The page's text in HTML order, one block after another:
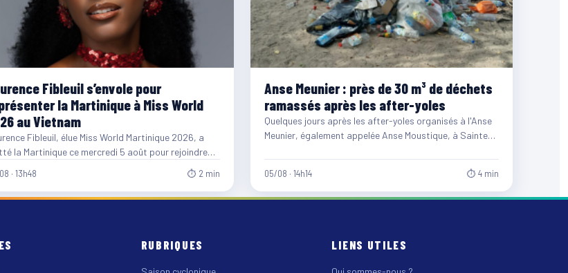
Fibleuil s’envole pour
la Martinique à Miss World
au Vietnam
Fibleuil, élue Miss World Martinique 2026, a
la Martinique ce mercredi 5 août pour rejoindre
· 13h48 ⏱ 2 min
Anse Meunier : près de 30 m³ de déchets
ramassés après les after-yoles
Quelques jours après les after-yoles organisés à l'Anse
Meunier, également appelée Anse Moustique, à Sainte-
05/08 · 14h14 ⏱ 4 min
RUBRIQUES LIENS UTILES